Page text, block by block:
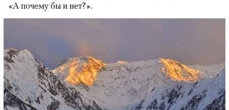
«А почему бы и нет?».